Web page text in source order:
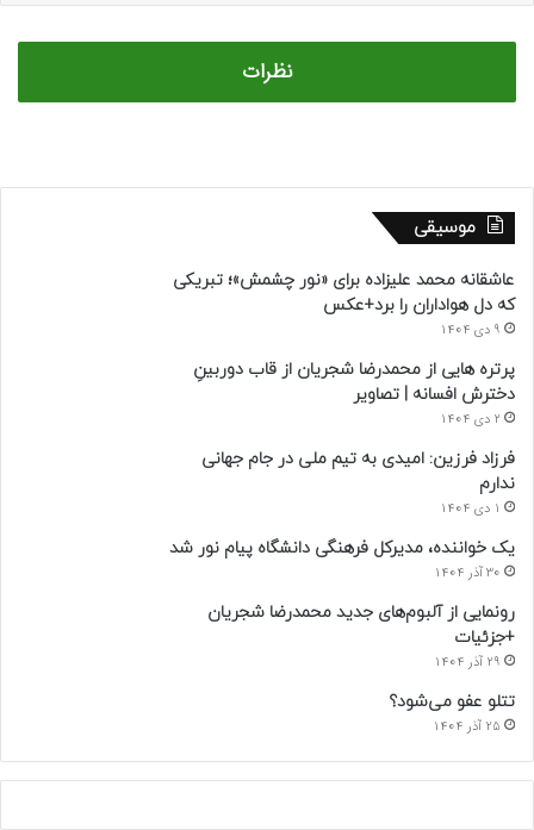
نظرات
موسیقی
عاشقانه محمد علیزاده برای «نور چشمش»؛ تبریکی
که دل هواداران را برد+عکس
9 دی 1404
پرتره هایی از محمدرضا شجریان از قاب دوربینِ
دخترش افسانه | تصاویر
2 دی 1404
فرزاد فرزین: امیدی به تیم ملی در جام جهانی
ندارم
1 دی 1404
یک خواننده، مدیرکل فرهنگی دانشگاه پیام نور شد
30 آذر 1404
رونمایی از آلبوم‌های جدید محمدرضا شجریان
+جزئیات
29 آذر 1404
تتلو عفو می‌شود؟
25 آذر 1404